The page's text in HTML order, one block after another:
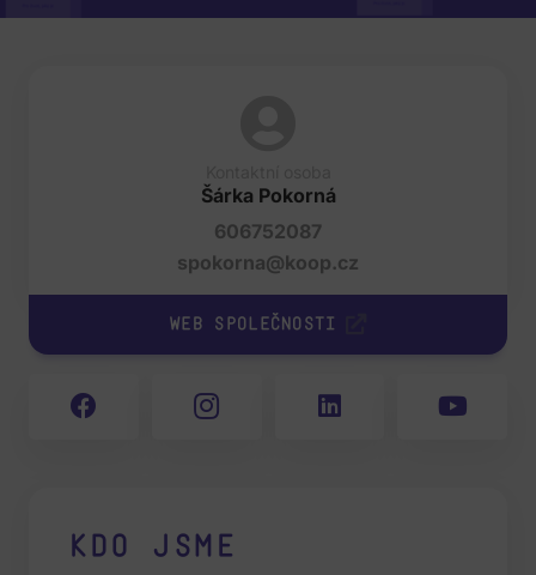
Šárka Pokorná
606752087
spokorna@koop.cz
Web společnosti
Kdo jsme